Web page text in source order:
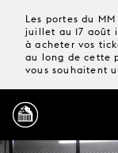
Les portes du
juillet au 17 août
à acheter vos
au long de cette
vous souhaitent